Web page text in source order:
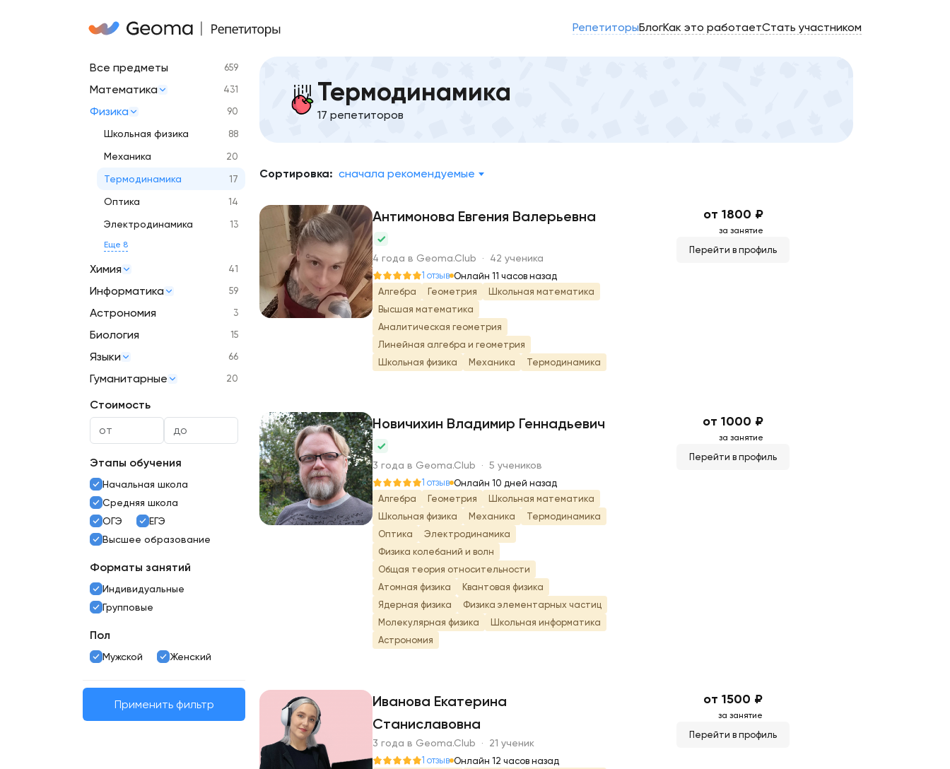
РепетиторыБлогКак это работаетСтать участником
Все предметы 659
Математика 431
Физика 90
Школьная физика 88
Механика 20
Термодинамика 17
Оптика 14
Электродинамика 13
Еще 8
Химия 41
Информатика 59
Астрономия 3
Биология 15
Языки 66
Гуманитарные 20
Стоимость
Этапы обучения
Начальная школа
Средняя школа
ОГЭ
ЕГЭ
Высшее образование
Форматы занятий
Индивидуальные
Групповые
Пол
Мужской Женский
Применить фильтр
Термодинамика
17 репетиторов
Сортировка: сначала рекомендуемые
А
Антимонова Евгения Валерьевна
4 года в Geoma.Club · 42 ученика
1 отзыв Онлайн 11 часов назад
Алгебра
Геометрия
Школьная математика
Высшая математика
Аналитическая геометрия
Линейная алгебра и геометрия
Школьная физика
Механика Термодинамика
от 1800 ₽
за занятие
Перейти в профиль
Н
Новичихин Владимир Геннадьевич
3 года в Geoma.Club · 5 учеников
1 отзыв Онлайн 10 дней назад
Алгебра
Геометрия
Школьная математика
Школьная физика
Механика
Термодинамика
Оптика
Электродинамика
Физика колебаний и волн
Общая теория относительности
Атомная физика
Квантовая физика
Ядерная физика
Физика элементарных частиц
Молекулярная физика
Школьная информатика
Астрономия
от 1000 ₽
за занятие
Перейти в профиль
И
Иванова Екатерина
Станиславовна
3 года в Geoma.Club · 21 ученик
1 отзыв Онлайн 12 часов назад
от 1500 ₽
за занятие
Перейти в профиль